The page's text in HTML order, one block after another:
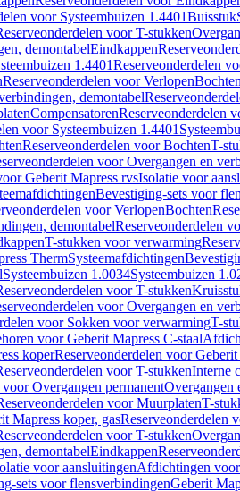
voor Systeembuizen 1.4401Buisstuk
voor T-stukken
demontabelEindkappen
1.4401Reserveonderdelen
Reserveonderdelen voor VerlopenBochten
demontabel
CompensatorenReserveonderdelen
voor Systeembuizen 1.4401
Reserveonderdelen voor BochtenT-
voor Overgangen en
Geberit Mapress rvsIsolatie voor
Bevestiging-sets voor
voor VerlopenBochten
demontabelReserveonderdelen
T-stukken voor verwarming
ThermSysteemafdichtingen
Systeembuizen 1.0034Systeembuizen
voor T-stukken
voor Overgangen en
voor Sokken voor verwarmingT-
voor Geberit Mapress C-staal
koperReserveonderdelen voor
voor T-stukkenInterne
Overgangen permanentOvergangen
voor MuurplatenT-
Mapress koper, gasReserveonderdelen
voor T-stukken
demontabelEindkappen
voor aansluitingenAfdichtingen
sets voor flensverbindingenGeberit